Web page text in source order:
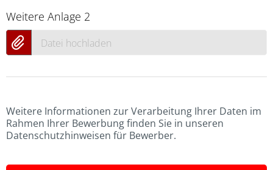
Weitere Anlage 2
Datei hochladen
Weitere Informationen zur Verarbeitung Ihrer Daten im
Rahmen Ihrer Bewerbung finden Sie in unseren
Datenschutzhinweisen für Bewerber.